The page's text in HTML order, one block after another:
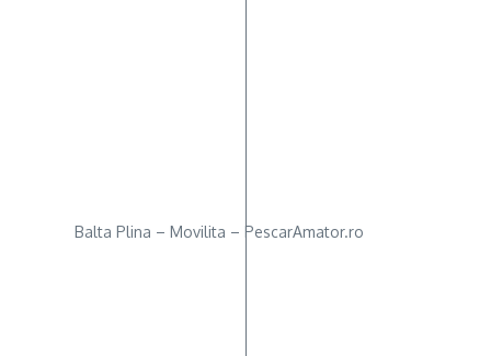
Balta Plina – Movilita – PescarAmator.ro